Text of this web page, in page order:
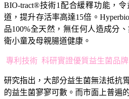
BIO-tract®技術1配合緩釋功能，
道，提升存活率高達15倍。
品100%全天然，無任何人造成分
衛小童及母親腸道健康。
專利技術 科研實證優質益生菌品牌
研究指出，大部分益生菌無法抵抗
的益生菌寥寥可數。而市面上普遍